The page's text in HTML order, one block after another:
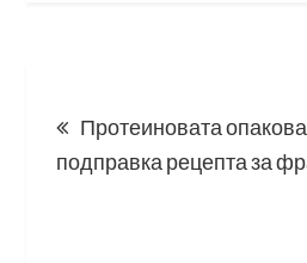
navigation
Протеиновата
подправка рецепта за